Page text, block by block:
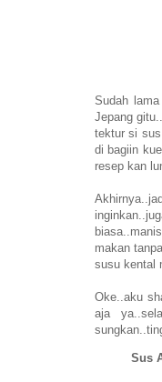
Sudah
Jepang
tektur si
di bagiin
resep kan
makan
susu kental
Oke..aku
aja
Sus